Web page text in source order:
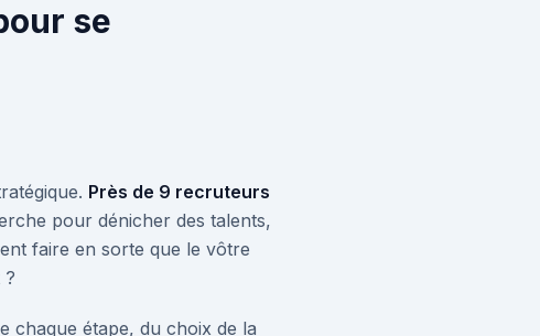
se
Près de 9 recruteurs
pour dénicher des talents,
faire en sorte que le vôtre
?
chaque étape, du choix de la